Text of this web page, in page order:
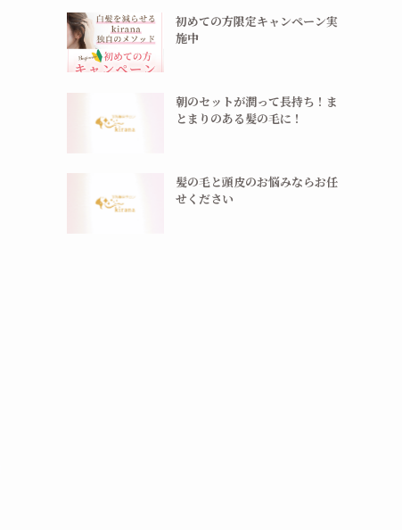
初めての方限定キャンペーン実
施中
朝のセットが潤って長持ち！ま
とまりのある髪の毛に！
髪の毛と頭皮のお悩みならお任
せください